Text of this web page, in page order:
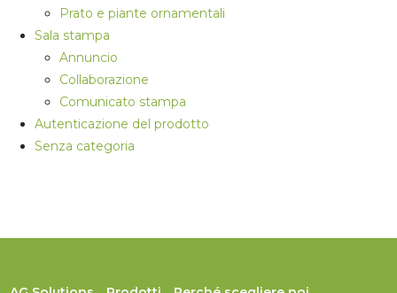
Prato e piante ornamentali
Sala stampa
Annuncio
Collaborazione
Comunicato stampa
Autenticazione del prodotto
Senza categoria